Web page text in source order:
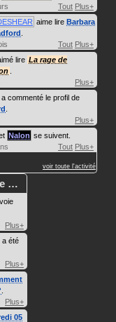
Tout Plus+
aime lire Barbara
Tout Plus+
lire La rage de
Plus+
a commenté le profil de
Plus+
Nalon se suivent.
Tout Plus+
voir toute l'activité
…
Plus+
a été
Plus+
Plus+
05